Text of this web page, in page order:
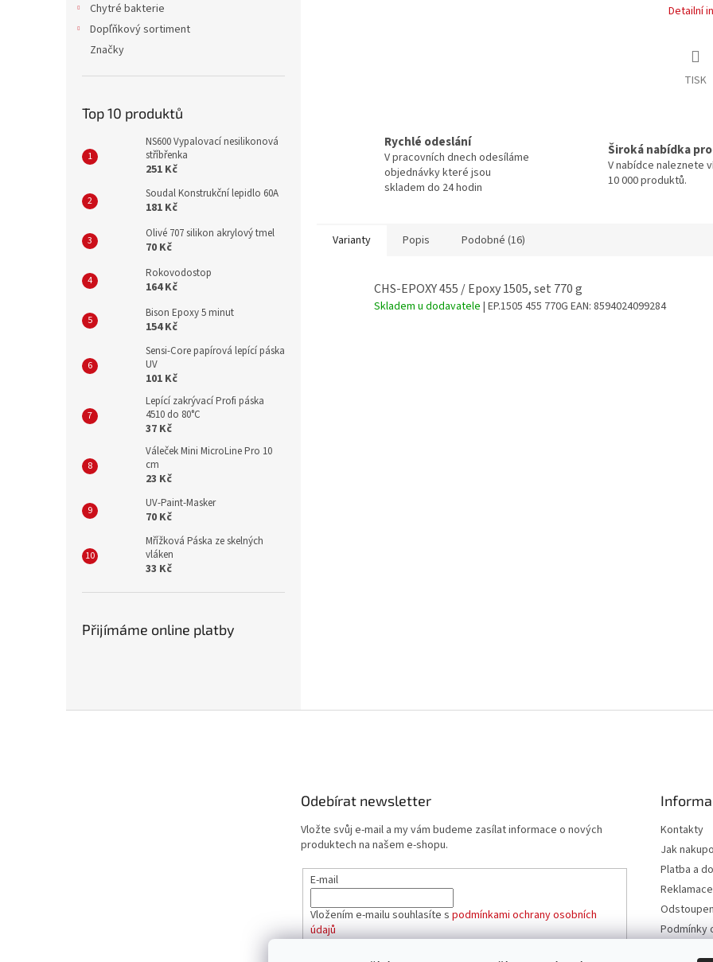
Chytré bakterie
Dopľňkový sortiment
Značky
Top 10 produktů
NS600 Vypalovací nesilikonová
stříbřenka
251 Kč
Soudal Konstrukční lepidlo 60A
181 Kč
Olivé 707 silikon akrylový tmel
70 Kč
Rokovodostop
164 Kč
Bison Epoxy 5 minut
154 Kč
Sensi-Core papírová lepící páska
UV
101 Kč
Lepící zakrývací Profi páska
4510 do 80°C
37 Kč
Váleček Mini MicroLine Pro 10
cm
23 Kč
UV-Paint-Masker
70 Kč
Mřížková Páska ze skelných
vláken
33 Kč
Přijímáme online platby
Detailní
TISK
Rychlé odeslání
V pracovních dnech odesíláme
objednávky které jsou
skladem do 24 hodin
Široká nabídka
V nabídce naleznete
10 000 produktů.
Varianty Popis Podobné (16)
CHS-EPOXY 455 / Epoxy 1505, set 770 g
Skladem u dodavatele | EP.1505 455 770G EAN: 8594024099284
Odebírat newsletter
Vložte svůj e-mail a my vám budeme zasílat informace o nových
produktech na našem e-shopu.
E-mail
Vložením e-mailu souhlasíte s podmínkami ochrany osobních
údajů
Kontakty
Jak
Platba a
Podmínky